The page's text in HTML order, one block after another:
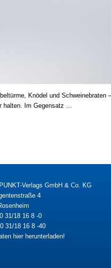
Knödel und
halten. Im Gegensatz …
Verlags GmbH & Co. KG
4
31/18 16 8 -0
31/18 16 8 -40
hier herunterladen!